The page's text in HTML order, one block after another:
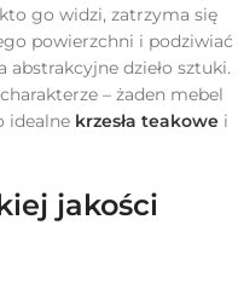
go widzi, zatrzyma się
powierzchni i podziwiać
dzieło sztuki.
– żaden mebel
idealne krzesła teakowe i
jakości